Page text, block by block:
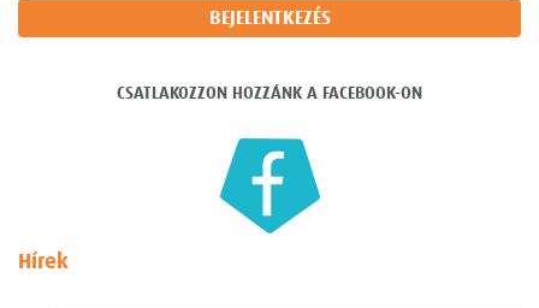
CSATLAKOZZON HOZZÁNK A FACEBOOK-ON
Hírek